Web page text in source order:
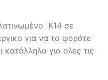
Κ14 σε
για να το φοράτε
για ολες τις